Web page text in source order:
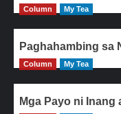
Column My Tea
Paghahambing sa
Column My Tea
Mga Payo ni Inang